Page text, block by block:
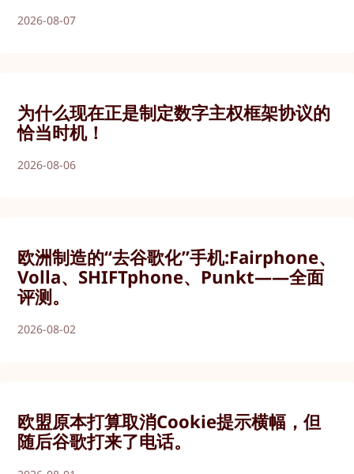
2026-08-07
为什么现在正是制定数字主权框架协议的
恰当时机！
2026-08-06
欧洲制造的“去谷歌化”手机:Fairphone、
Volla、SHIFTphone、Punkt——全面
评测。
2026-08-02
欧盟原本打算取消Cookie提示横幅，但
随后谷歌打来了电话。